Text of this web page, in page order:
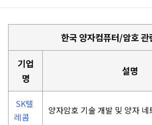
한국 양자컴퓨터/암호 관
기업
명
설명
SK텔
레콤
양자암호 기술 개발 및 양자 네